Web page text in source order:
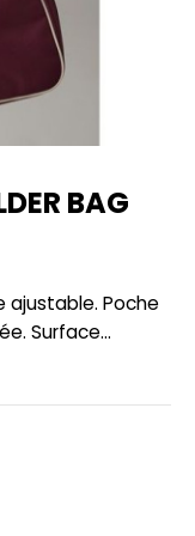
BAG
Surface